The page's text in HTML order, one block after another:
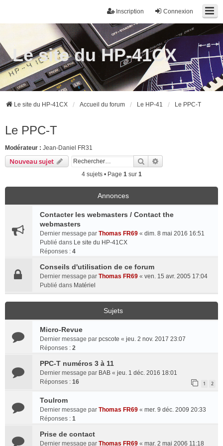
Connexion
Inscription
Le site du HP-41CX
Le site du HP-41CX Accueil du forum Le HP-41 Le PPC-T
Le PPC-T
Modérateur : Jean-Daniel FR31
Nouveau sujet Rechercher
4 sujets • Page 1sur 1
Annonces
Contacter les webmasters / Contact the
webmasters
Dernier message par Thomas FR69 « dim. 8 mai 2016 16:51
Publié dans Le site du HP-41CX
Réponses : 4
Conseils d'utilisation de ce forum
Dernier message par Thomas FR69 « ven. 15 avr. 2005 17:04
Publié dans Matériel
Sujets
Micro-Revue
Dernier message par pcscote « jeu. 2 nov. 2017 23:07
Réponses : 2
PPC-T numéros 3 à 11
Dernier message par BAB « jeu. 1 déc. 2016 18:01
Réponses : 16 1 2
Toulrom
Dernier message par Thomas FR69 « mer. 9 déc. 2009 20:33
Réponses : 1
Prise de contact
Dernier message par Thomas FR69 « mar. 2 mai 2006 11:18